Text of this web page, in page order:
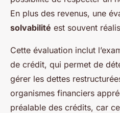
En plus des revenus, une
solvabilité est souvent
Cette évaluation inclut
de crédit, qui permet de
gérer les dettes
organismes financiers
préalable des crédits, car